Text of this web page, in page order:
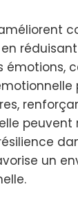
réduisant
un